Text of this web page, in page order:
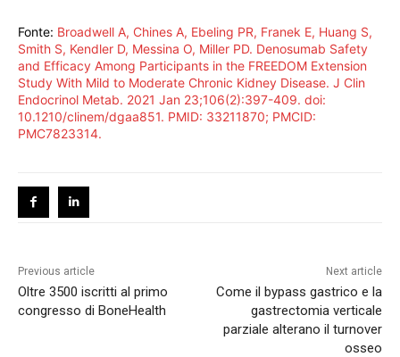
Fonte: Broadwell A, Chines A, Ebeling PR, Franek E, Huang S,
Smith S, Kendler D, Messina O, Miller PD. Denosumab Safety
and Efficacy Among Participants in the FREEDOM Extension
Study With Mild to Moderate Chronic Kidney Disease. J Clin
Endocrinol Metab. 2021 Jan 23;106(2):397-409. doi:
10.1210/clinem/dgaa851. PMID: 33211870; PMCID:
PMC7823314.
Previous article
Oltre 3500 iscritti al primo
congresso di BoneHealth
Next article
Come il bypass gastrico e la
gastrectomia verticale
parziale alterano il turnover
osseo